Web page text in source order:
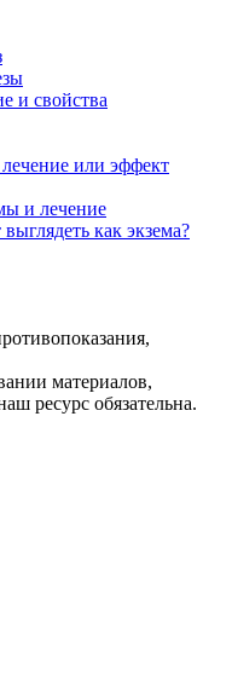
и свойства
или эффект
и лечение
как экзема?
материалов,
ресурс обязательна.